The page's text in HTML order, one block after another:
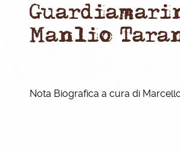
Manlio
Nota Biografica a cura di